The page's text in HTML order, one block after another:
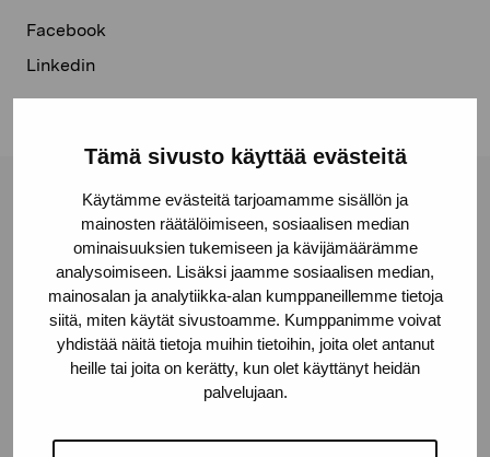
Tämä sivusto käyttää evästeitä
Käytämme evästeitä tarjoamamme sisällön ja
mainosten räätälöimiseen, sosiaalisen median
ominaisuuksien tukemiseen ja kävijämäärämme
analysoimiseen. Lisäksi jaamme sosiaalisen median,
mainosalan ja analytiikka-alan kumppaneillemme tietoja
siitä, miten käytät sivustoamme. Kumppanimme voivat
yhdistää näitä tietoja muihin tietoihin, joita olet antanut
heille tai joita on kerätty, kun olet käyttänyt heidän
palvelujaan.
Facebook
Linkedin
Pro Artibus -säätiö
Kustaa Vaasan katu 11
10600 Tammisaari
proartibus@proartibus.fi
+358 (0)50 371 6339